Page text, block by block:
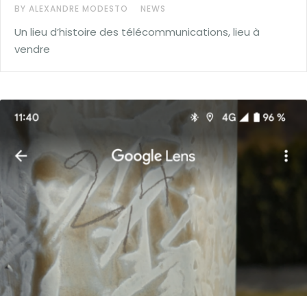
BY ALEXANDRE MODESTO NEWS
Un lieu d’histoire des télécommunications, lieu à
vendre